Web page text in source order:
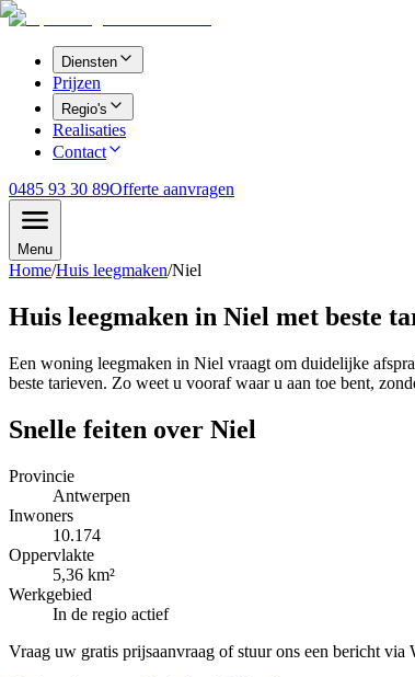
Diensten
Prijzen
Regio's
Realisaties
Contact
0485 93 30 89Offerte aanvragen
Menu
Home/Huis leegmaken/Niel
Huis leegmaken in Niel met beste
Een woning leegmaken in Niel vraagt om duidelijke
beste tarieven. Zo weet u vooraf waar u aan toe bent,
Snelle feiten over Niel
Provincie
Antwerpen
Inwoners
10.174
Oppervlakte
5,36 km²
Werkgebied
In de regio actief
Vraag uw gratis prijsaanvraag of stuur ons een bericht via